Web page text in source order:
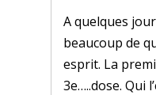
A quelques
beaucoup de
esprit. La
3e…..dose. Qui